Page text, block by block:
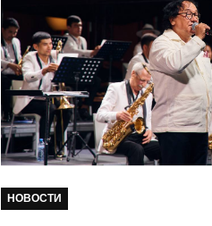
НОВОСТИ